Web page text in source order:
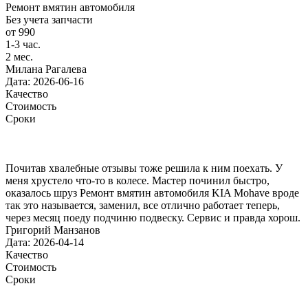
Ремонт вмятин автомобиля
Без учета запчасти
от 990
1-3 час.
2 мес.
Милана Рагалева
Дата: 2026-06-16
Качество
Стоимость
Сроки
Почитав хвалебные отзывы тоже решила к ним поехать. У
меня хрустело что-то в колесе. Мастер починил быстро,
оказалось шруз Ремонт вмятин автомобиля KIA Mohave вроде
так это называется, заменил, все отлично работает теперь,
через месяц поеду подчиню подвеску. Сервис и правда хорош.
Григорий Манзанов
Дата: 2026-04-14
Качество
Стоимость
Сроки